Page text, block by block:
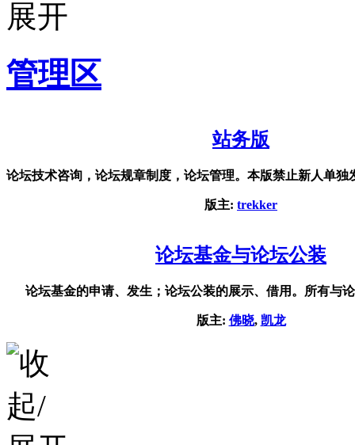
管理区
站务版
论坛技术咨询，论坛规章制度，论坛管理。本版禁止新人单独
版主: trekker
论坛基金与论坛公装
论坛基金的申请、发生；论坛公装的展示、借用。所有与
版主: 佛晓, 凯龙